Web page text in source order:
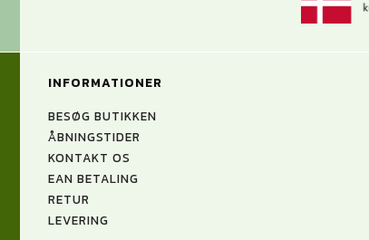
INFORMATIONER
BESØG BUTIKKEN
ÅBNINGSTIDER
KONTAKT OS
EAN BETALING
RETUR
LEVERING